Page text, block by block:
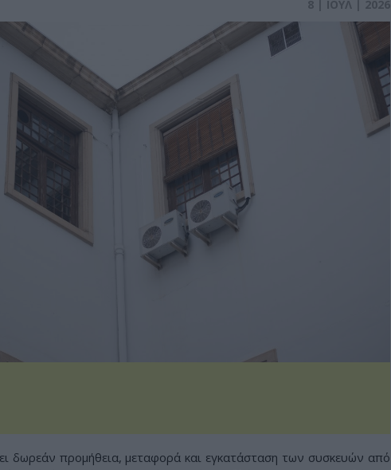
8 | ΙΟΥΛ | 2026
δωρεάν προμήθεια, μεταφορά και εγκατάσταση των συσκευών από